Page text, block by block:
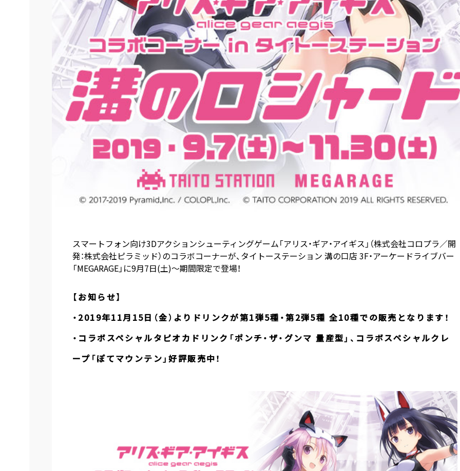
スマートフォン向け3Dアクションシューティングゲーム「アリス・ギア・アイギス」（株式会社コロプラ／開
発：株式会社ピラミッド）のコラボコーナーが、タイトーステーション 溝の口店 3F・アーケードライブバー
「MEGARAGE」に9月7日(土)～期間限定で登場！
【お知らせ】
・2019年11月15日（金）よりドリンクが第1弾5種・第2弾5種 全10種での販売となります！
・コラボスペシャルタピオカドリンク「ポンチ・ザ・グンマ 量産型」、コラボスペシャルクレ
ープ「ぽてマウンテン」好評販売中！